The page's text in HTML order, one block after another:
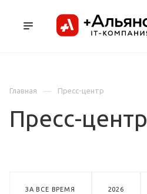
Главная
Пресс-центр
Пресс-центр
ЗА ВСЕ ВРЕМЯ 2026